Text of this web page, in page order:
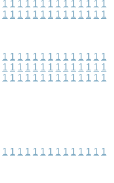
1 1 1 1 1 1 1 1 1 1 1 1 1 1
1 1 1 1 1 1 1 1 1 1 1 1 1 1
1 1 1 1 1 1 1 1 1 1 1 1 1 1
1 1 1 1 1 1 1 1 1 1 1 1 1 1
1 1 1 1 1 1 1 1 1 1 1 1 1 1
1 1 1 1 1 1 1 1 1 1 1 1 1 1